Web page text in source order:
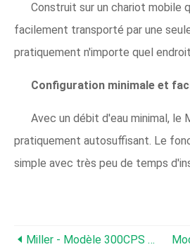
Construit sur un chariot mobile
facilement transporté par une
pratiquement n'importe quel
Configuration minimale et
Avec un débit d'eau minimal, le
pratiquement autosuffisant. Le
simple avec très peu de temps
Miller - Modèle 300CPS - Système De Pompe À Bétail